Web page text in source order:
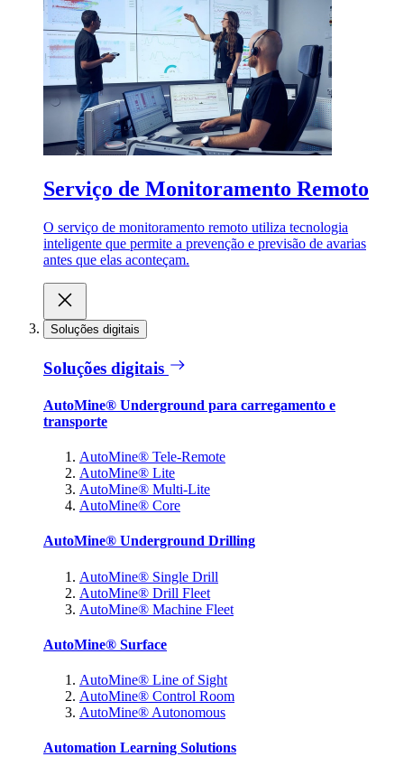
Serviço de Monitoramento Remoto
O serviço de monitoramento remoto utiliza tecnologia
inteligente que permite a prevenção e previsão de avarias
antes que elas aconteçam.
Soluções digitais
Soluções digitais
AutoMine® Underground para carregamento e
transporte
AutoMine® Tele-Remote
AutoMine® Lite
AutoMine® Multi-Lite
AutoMine® Core
AutoMine® Underground Drilling
AutoMine® Single Drill
AutoMine® Drill Fleet
AutoMine® Machine Fleet
AutoMine® Surface
AutoMine® Line of Sight
AutoMine® Control Room
AutoMine® Autonomous
Automation Learning Solutions